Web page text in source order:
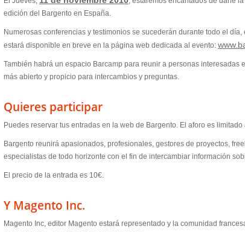
edición del Bargento en España.
Numerosas conferencias y testimonios se sucederán durante todo el
estará disponible en breve en la página web dedicada al evento:
También habrá un espacio Barcamp para reunir a personas interesadas
más abierto y propicio para intercambios y preguntas.
Quieres participar
Puedes reservar tus entradas en la web de Bargento. El aforo es limitado
Bargento reunirá apasionados, profesionales, gestores de proyectos,
especialistas de todo horizonte con el fin de intercambiar información
El precio de la entrada es 10€.
Y Magento Inc.
Magento Inc, editor Magento estará representado y la comunidad